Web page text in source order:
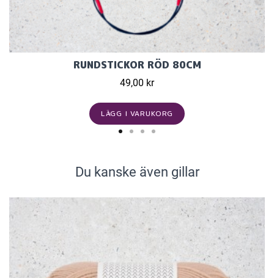
RUNDSTICKOR RÖD 80CM
49,00 kr
LÄGG I VARUKORG
Du kanske även gillar